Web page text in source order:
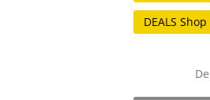
DEALS Shop